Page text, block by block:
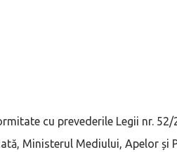
cu prevederile Legii nr.
Ministerul Mediului, Apelor și